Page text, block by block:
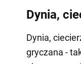
Dynia,
Dynia,
gryczana -